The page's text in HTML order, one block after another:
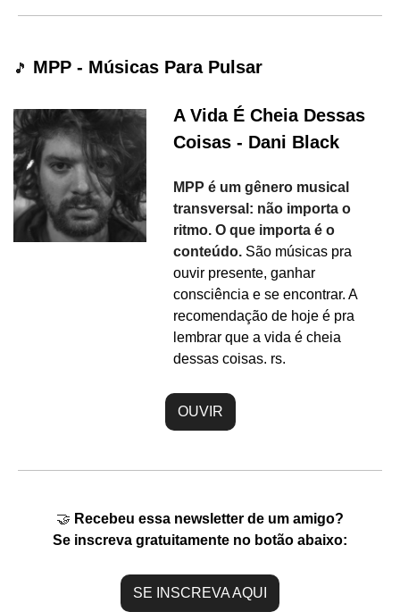
🎵 MPP - Músicas Para Pulsar
A Vida É Cheia Dessas
Coisas - Dani Black
MPP é um gênero musical
transversal: não importa o
ritmo. O que importa é o
conteúdo. São músicas pra
ouvir presente, ganhar
consciência e se encontrar. A
recomendação de hoje é pra
lembrar que a vida é cheia
dessas coisas. rs.
OUVIR
🤝 Recebeu essa newsletter de um amigo?
Se inscreva gratuitamente no botão abaixo:
SE INSCREVA AQUI